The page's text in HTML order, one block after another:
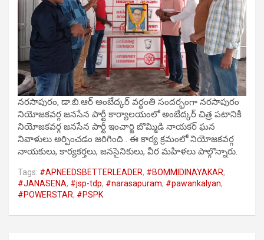
నరసాపురం, డా.బి.ఆర్ అంబేద్కర్ వర్ధంతి సందర్భంగా నరసాపురం
నియోజకవర్గ జనసేన పార్టీ కార్యాలయంలో అంబేద్కర్ చిత్ర పటానికి
నియోజకవర్గ జనసేన పార్టీ ఇంచార్జి బొమ్మిడి నాయకర్ ఘన
నివాళులు అర్పించడం జరిగింది . ఈ కార్య క్రమంలో నియోజకవర్గ
నాయకులు, కార్యకర్తలు, జనసైనికులు, వీర మహిళలు పాల్గొన్నారు.
Tags: #APNEEDSBETTERLEADER, #BOMMIDINAYAKAR,
#JANASENA, #jsp-tdp, #narasapuram, #pawankalyan,
#POWERSTAR, #PSPK